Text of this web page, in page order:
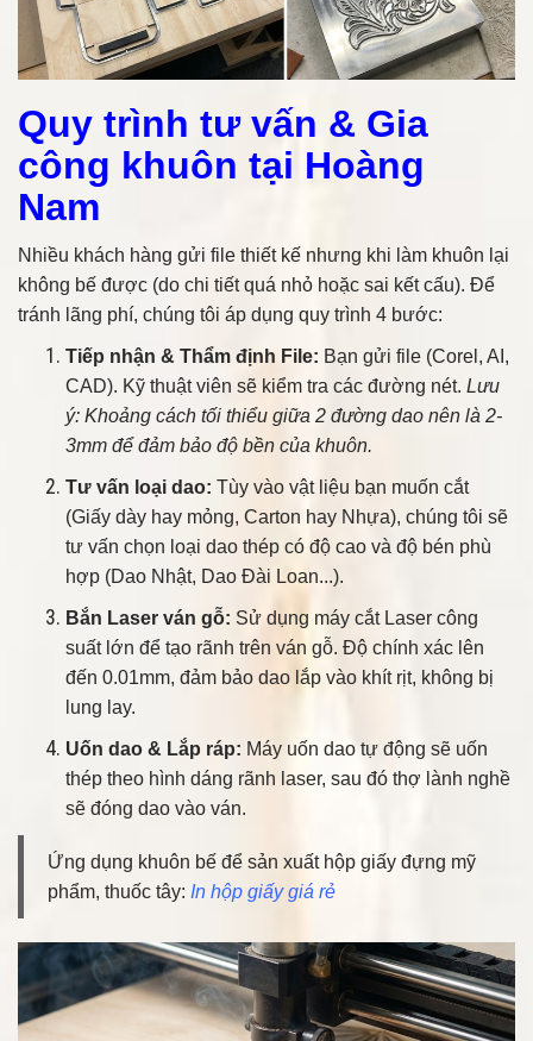
Quy trình tư vấn & Gia
công khuôn tại Hoàng
Nam
Nhiều khách hàng gửi file thiết kế nhưng khi làm khuôn lại
không bế được (do chi tiết quá nhỏ hoặc sai kết cấu). Để
tránh lãng phí, chúng tôi áp dụng quy trình 4 bước:
Tiếp nhận & Thẩm định File: Bạn gửi file (Corel, AI,
CAD). Kỹ thuật viên sẽ kiểm tra các đường nét. Lưu
ý: Khoảng cách tối thiểu giữa 2 đường dao nên là 2-
3mm để đảm bảo độ bền của khuôn.
Tư vấn loại dao: Tùy vào vật liệu bạn muốn cắt
(Giấy dày hay mỏng, Carton hay Nhựa), chúng tôi sẽ
tư vấn chọn loại dao thép có độ cao và độ bén phù
hợp (Dao Nhật, Dao Đài Loan...).
Bắn Laser ván gỗ: Sử dụng máy cắt Laser công
suất lớn để tạo rãnh trên ván gỗ. Độ chính xác lên
đến 0.01mm, đảm bảo dao lắp vào khít rịt, không bị
lung lay.
Uốn dao & Lắp ráp: Máy uốn dao tự động sẽ uốn
thép theo hình dáng rãnh laser, sau đó thợ lành nghề
sẽ đóng dao vào ván.
Ứng dụng khuôn bế để sản xuất hộp giấy đựng mỹ
phẩm, thuốc tây: In hộp giấy giá rẻ